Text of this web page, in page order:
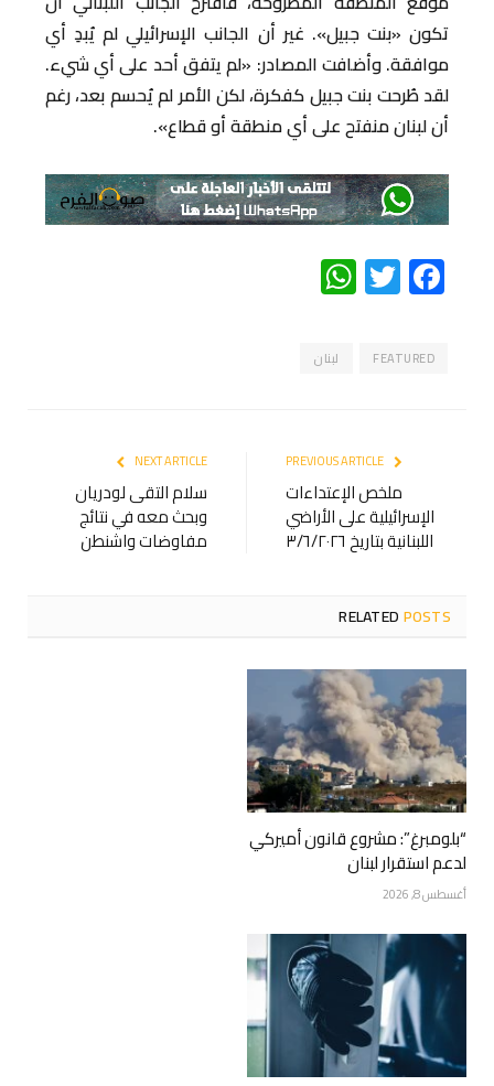
تكون «بنت جبيل». غير أن الجانب الإسرائيلي لم يُبدِ أي
موافقة. وأضافت المصادر: «لم يتفق أحد على أي شيء.
لقد طُرحت بنت جبيل كفكرة، لكن الأمر لم يُحسم بعد، رغم
أن لبنان منفتح على أي منطقة أو قطاع».
Facebook
Twitter
WhatsApp
FEATURED لبنان
ملخص الإعتداءات
الإسرائيلية على الأراضي
اللبنانية بتاريخ ٣/٦/٢٠٢٦
NEXT ARTICLE
سلام التقى لودريان
وبحث معه في نتائج
مفاوضات واشنطن
RELATEDPOSTS
“بلومبرغ”: مشروع قانون أميركي
لدعم استقرار لبنان
أغسطس 8, 2026